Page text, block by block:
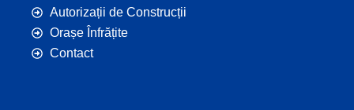
Autorizații de Construcții
Orașe Înfrățite
Contact